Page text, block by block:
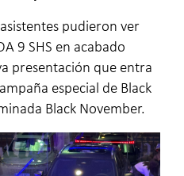
pudieron ver
9 SHS en acabado
presentación que entra
especial de Black
Black November.